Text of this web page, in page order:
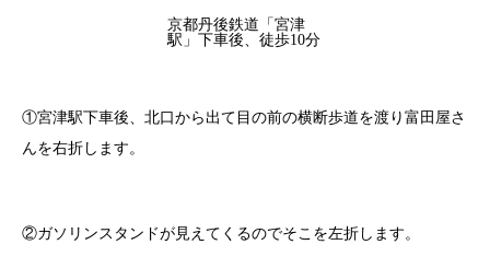
京都丹後鉄道「宮津
駅」下車後、徒歩10分
①宮津駅下車後、北口から出て目の前の横断歩道を渡り富田屋さ
んを右折します。
②ガソリンスタンドが見えてくるのでそこを左折します。